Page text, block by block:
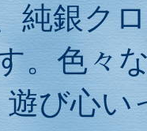
純銀ク
。色々
遊び心い